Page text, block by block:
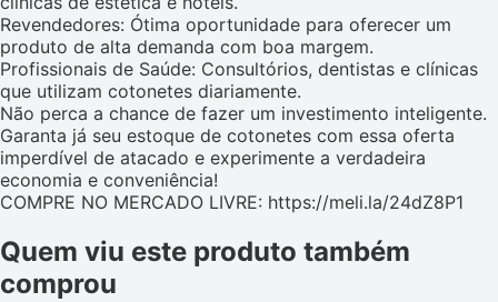
Revendedores: Ótima oportunidade para oferecer um
produto de alta demanda com boa margem.
Profissionais de Saúde: Consultórios, dentistas e clínicas
que utilizam cotonetes diariamente.
Não perca a chance de fazer um investimento inteligente.
Garanta já seu estoque de cotonetes com essa oferta
imperdível de atacado e experimente a verdadeira
economia e conveniência!
COMPRE NO MERCADO LIVRE: https://meli.la/24dZ8P1
Quem viu este produto também
comprou